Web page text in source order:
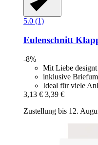
5.0 (1)
Eulenschnitt
-8%
Mit Liebe designt
inklusive
Ideal für viele
3,13 € 3,39 €
Zustellung bis 12.